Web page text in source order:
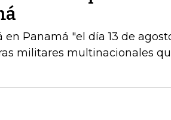
en Panamá "el día 13 de
militares multinacionales